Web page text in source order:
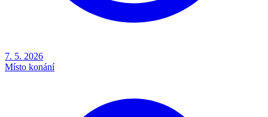
7. 5. 2026
Místo konání